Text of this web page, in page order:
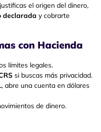
el origen del dinero,
declarada y cobrarte
con Hacienda
límites legales.
si buscas más privacidad.
, abre una cuenta en dólares
de dinero.